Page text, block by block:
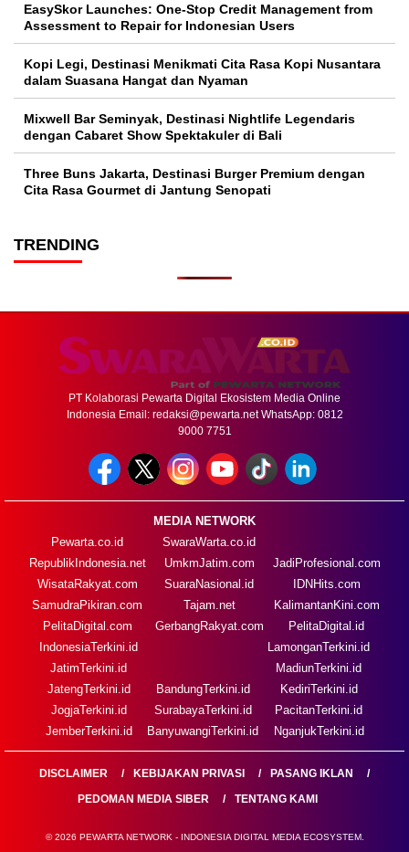
EasySkor Launches: One-Stop Credit Management from
Assessment to Repair for Indonesian Users
Kopi Legi, Destinasi Menikmati Cita Rasa Kopi Nusantara
dalam Suasana Hangat dan Nyaman
Mixwell Bar Seminyak, Destinasi Nightlife Legendaris
dengan Cabaret Show Spektakuler di Bali
Three Buns Jakarta, Destinasi Burger Premium dengan
Cita Rasa Gourmet di Jantung Senopati
TRENDING
PT Kolaborasi Pewarta Digital Ekosistem Media Online
Indonesia Email: redaksi@pewarta.netWhatsApp: 0812
9000 7751
MEDIA NETWORK
Pewarta.co.id
RepublikIndonesia.net
WisataRakyat.com
SamudraPikiran.com
PelitaDigital.com
SwaraWarta.co.id
UmkmJatim.com
SuaraNasional.id
Tajam.net
GerbangRakyat.com
JadiProfesional.com
IDNHits.com
KalimantanKini.com
PelitaDigital.id
IndonesiaTerkini.id
JatimTerkini.id
JatengTerkini.id
JogjaTerkini.id
JemberTerkini.id
BandungTerkini.id
SurabayaTerkini.id
BanyuwangiTerkini.id
LamonganTerkini.id
MadiunTerkini.id
KediriTerkini.id
PacitanTerkini.id
NganjukTerkini.id
DISCLAIMER KEBIJAKAN PRIVASI
PASANG IKLAN
PEDOMAN MEDIA SIBER
TENTANG KAMI
© 2026 PEWARTA NETWORK - INDONESIA DIGITAL MEDIA ECOSYSTEM.